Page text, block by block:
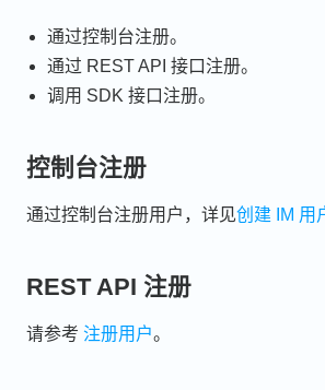
通过控制台注册。
通过 REST API 接口注册。
调用 SDK 接口注册。
控制台注册
通过控制台注册用户，详见创建 IM 用
REST API 注册
请参考 注册用户。